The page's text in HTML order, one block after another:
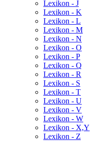
Lexikon - J
Lexikon - K
Lexikon - L
Lexikon - M
Lexikon - N
Lexikon - O
Lexikon - P
Lexikon - Q
Lexikon - R
Lexikon - S
Lexikon - T
Lexikon - U
Lexikon - V
Lexikon - W
Lexikon - X,Y
Lexikon - Z